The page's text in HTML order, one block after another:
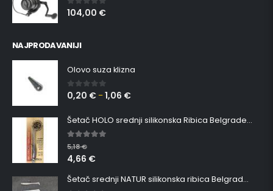
0out of 5
104,00 €
NAJPRODAVANIJI
Olovo suza klizna
0 out of 5
0,20 € –1,06 €
Šetač HOLO srednji silikonska Ribica Belgrade Walker
5.00out of 5
5,18€
4,66 €
Šetač srednji NATUR silikonska ribica Belgrade Walker